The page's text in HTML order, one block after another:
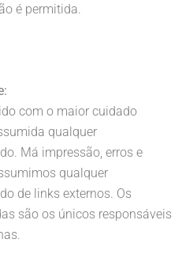
é permitida.
com o maior cuidado
qualquer
Má impressão, erros e
qualquer
de links externos. Os
são os únicos responsáveis